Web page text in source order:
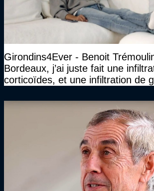
Girondins4Ever - Benoit
Bordeaux, j’ai juste fait une
corticoïdes, et une infiltration de